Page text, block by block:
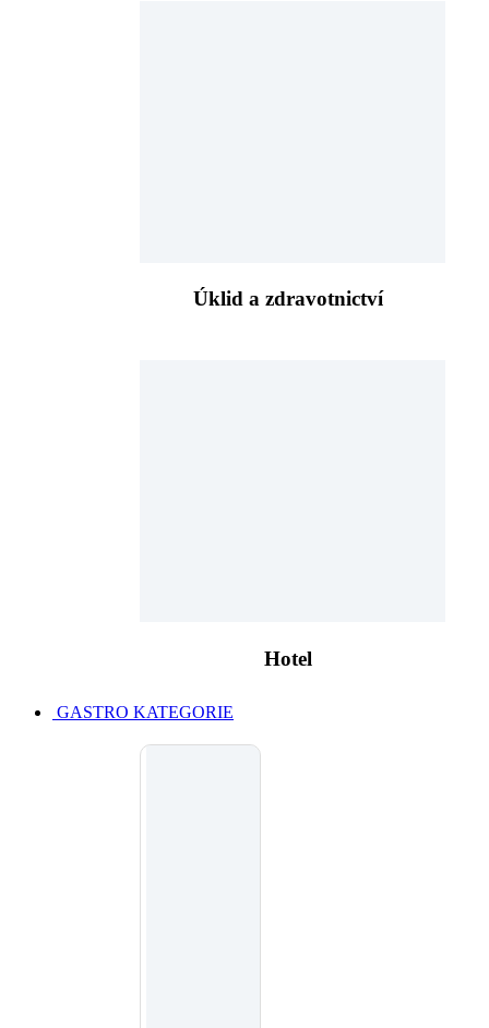
Úklid a zdravotnictví
Hotel
GASTRO KATEGORIE